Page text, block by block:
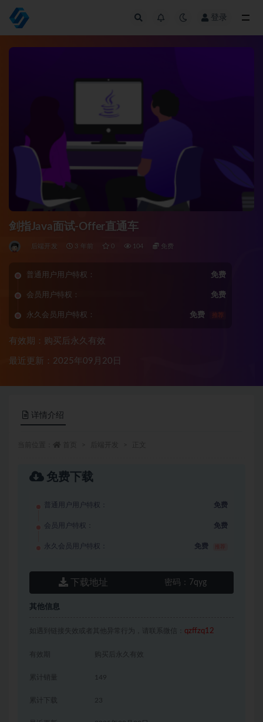
登录
剑指Java面试-Offer直通车
后端开发 3 年前 0 104 免费
普通用户用户特权： 免费
会员用户特权： 免费
永久会员用户特权： 免费 推荐
有效期：购买后永久有效
最近更新：2025年09月20日
详情介绍
免费下载
普通用户用户特权： 免费
会员用户特权： 免费
永久会员用户特权： 免费
下载地址 密码： 7qyg
其他信息
如遇到链接失效或者其他异常行为，请联系微信： qzffzq12
有效期 购买后永久有效
累计销量 149
累计下载 23